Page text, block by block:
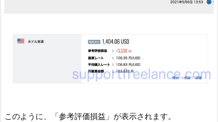
このように、「参考評価損益」が表示されます。